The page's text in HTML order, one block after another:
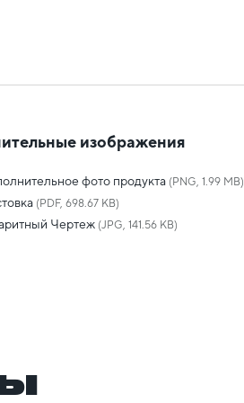
изображения
фото продукта (PNG, 1.99 MB)
(PDF, 698.67 KB)
Чертеж (JPG, 141.56 KB)